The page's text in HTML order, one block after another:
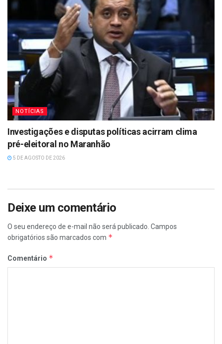
NOTÍCIAS
Investigações e disputas políticas acirram clima
pré-eleitoral no Maranhão
5 DE AGOSTO DE 2026
Deixe um comentário
O seu endereço de e-mail não será publicado. Campos
obrigatórios são marcados com *
Comentário *